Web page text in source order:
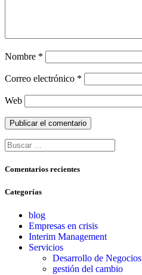
Nombre *
Correo electrónico *
Web
Buscar:
Comentarios recientes
Categorías
blog
Empresas en crisis
Interim Management
Servicios
Desarrollo de Negocios
gestión del cambio